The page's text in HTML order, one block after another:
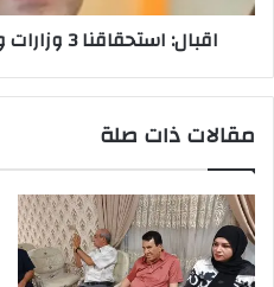
اخر
اقبال: استحقاقنا 3 وزارات والا سيكون لنا موقف اخر
مقالات ذات صلة